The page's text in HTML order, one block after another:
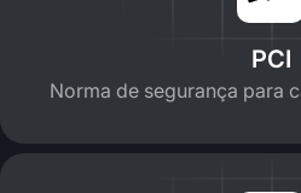
PCI
Norma de segurança para